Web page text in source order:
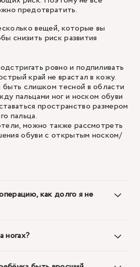
предотвратить.
вещей, которые вы
снизить риск развития
ровно и подпиливать
край не врастал в кожу.
слишком тесной в области
пальцами ног и носком обуви
пространство размером
пальца.
можно также рассмотреть
обуви с открытым носком/
как долго я не
ногах?